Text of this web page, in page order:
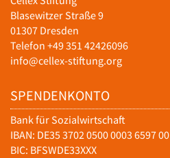
Blasewitzer Straße 9
01307 Dresden
Telefon +49 351 42426096
info@cellex-stiftung.org
SPENDENKONTO
Bank für Sozialwirtschaft
IBAN: DE35 3702 0500 0003 6597 00
BIC: BFSWDE33XXX